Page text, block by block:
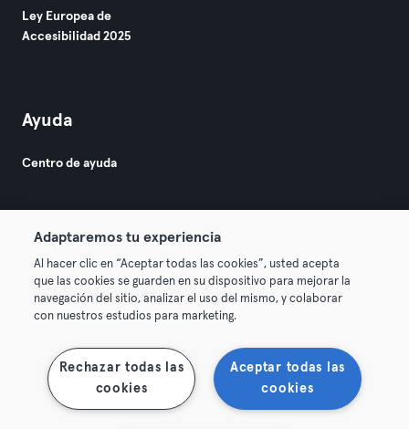
Ley Europea de
Accesibilidad 2025
Ayuda
Centro de ayuda
© 2026 Urban Sports Group GmbH. All rights reserved.
Términos y condiciones Privacidad
Rescindir contratos aquí Desistir de contratos aquí
Adaptaremos tu experiencia
Al hacer clic en “Aceptar todas las cookies”, usted acepta
que las cookies se guarden en su dispositivo para mejorar la
navegación del sitio, analizar el uso del mismo, y colaborar
con nuestros estudios para marketing.
Aceptar todas las
cookies
Rechazar todas las
cookies